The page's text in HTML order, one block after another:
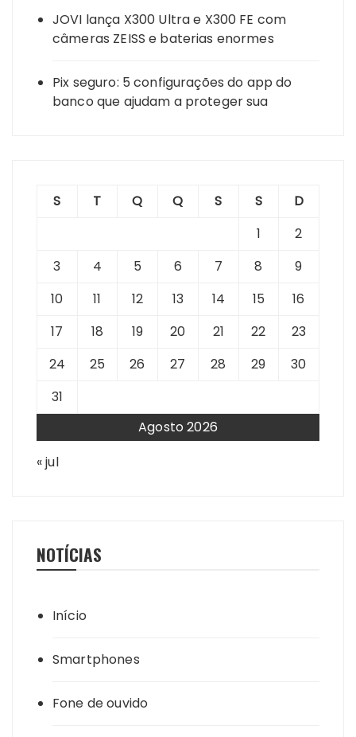
JOVI lança X300 Ultra e X300 FE com
câmeras ZEISS e baterias enormes
Pix seguro: 5 configurações do app do
banco que ajudam a proteger sua
Agosto 2026
S T Q Q S S
D
1
2
3
4 5 6 7 8
9
10
11 12 13 14 15
16
17
18 19 20 21 22
23
24
25 26 27 28 29
30
31
« jul
NOTÍCIAS
Início
Smartphones
Fone de ouvido